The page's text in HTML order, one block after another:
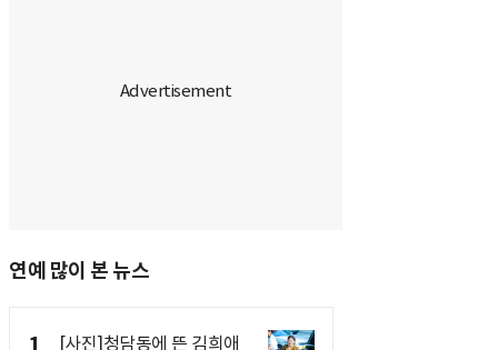
연예 많이 본 뉴스
[사진]청담동에 뜬 김희애